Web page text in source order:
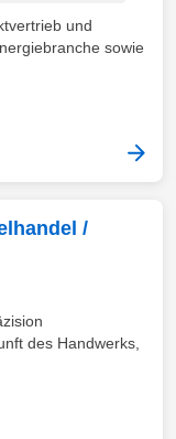
und
sowie
/
des Handwerks,